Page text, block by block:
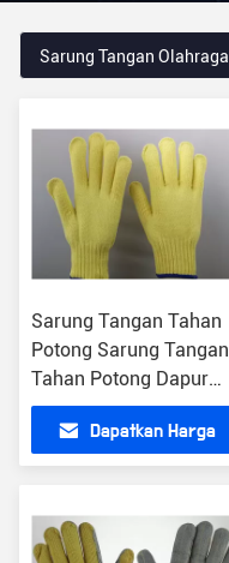
Sarung Tangan Olahraga
Sarung Tangan Tahan
Potong Sarung Tangan
Tahan Potong Dapur
Sarung Tangan Kerja
Tahan PotongAramid
Rajutan LOGO Dicetak
Dapatkan Harga